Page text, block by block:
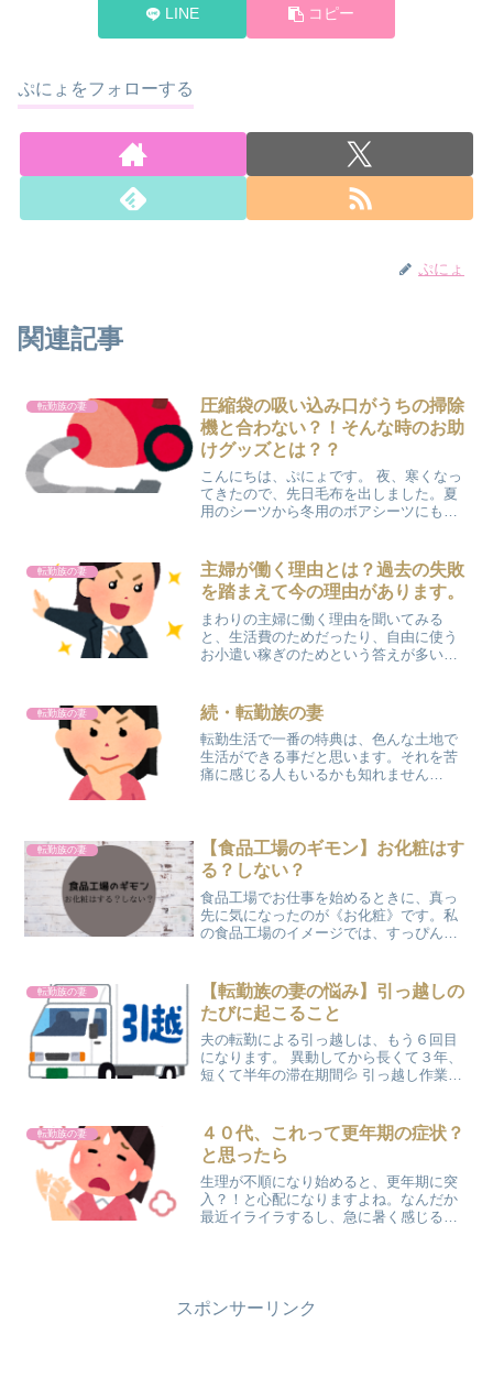
LINE コピー
ぷにょをフォローする
ぷにょ
関連記事
転勤族の妻
圧縮袋の吸い込み口がうちの掃除
機と合わない？！そんな時のお助
けグッズとは？？
こんにちは、ぷにょです。 夜、寒くなっ
てきたので、先日毛布を出しました。夏
用のシーツから冬用のボアシーツにも交
に入れて収納しています。収納スペース
が限られているアパー...
転勤族の妻
主婦が働く理由とは？過去の失敗
を踏まえて今の理由があります。
まわりの主婦に働く理由を聞いてみる
と、生活費のためだったり、自由に使う
お小遣い稼ぎのためという答えが多いで
ぎのため生活費のため貯金のため私は転
妻（夫が転勤族の妻）なので...
転勤族の妻 続・転勤族の妻
転勤生活で一番の特典は、色んな土地で
生活ができる事だと思います。それを苦
痛に感じる人もいるかも知れません
したいと思います٩( '...
転勤族の妻
【食品工場のギモン】お化粧はす
る？しない？
食品工場でお仕事を始めるときに、真っ
先に気になったのが《お化粧》です。私
の食品工場のイメージでは、すっぴん！
のですか？落ちない化粧だったら大丈夫
ですよ。落ちない化粧＝ウ...
転勤族の妻
【転勤族の妻の悩み】引っ越しの
たびに起こること
夫の転勤による引っ越しは、もう６回目
になります。 異動してから長くて３年、
短くて半年の滞在期間💦 引っ越し作業も
引っ越し作業は、１日あれば荷ほどきは
終わってしま...
転勤族の妻
４０代、これって更年期の症状？
と思ったら
生理が不順になり始めると、更年期に突
入？！と心配になりますよね。なんだか
最近イライラするし、急に暑く感じる…
スポンサーリンク